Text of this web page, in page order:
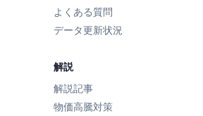
よくある質問
データ更新状況
解説
解説記事
物価高騰対策